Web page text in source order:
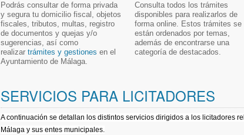
Podrás consultar de forma privada
y segura tu domicilio fiscal, objetos
fiscales, tributos, multas, registro
de documentos y quejas y/o
sugerencias, así como
realizar trámites y gestiones en el
Ayuntamiento de Málaga.
Consulta todos los trámites
disponibles para realizarlos de
forma online. Estos trámites se
están ordenados por temas,
además de encontrarse una
categoría de destacados.
SERVICIOS PARA LICITADORES
A continuación se detallan los distintos servicios dirigidos a los licitadores
Málaga y sus entes municipales.